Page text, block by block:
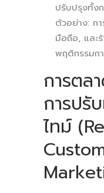
ปรับปรุงทั้ง
ตัวอย่าง: ก
มือถือ, และ
พฤติกรรมก
การตล
การปรั
ไทม์